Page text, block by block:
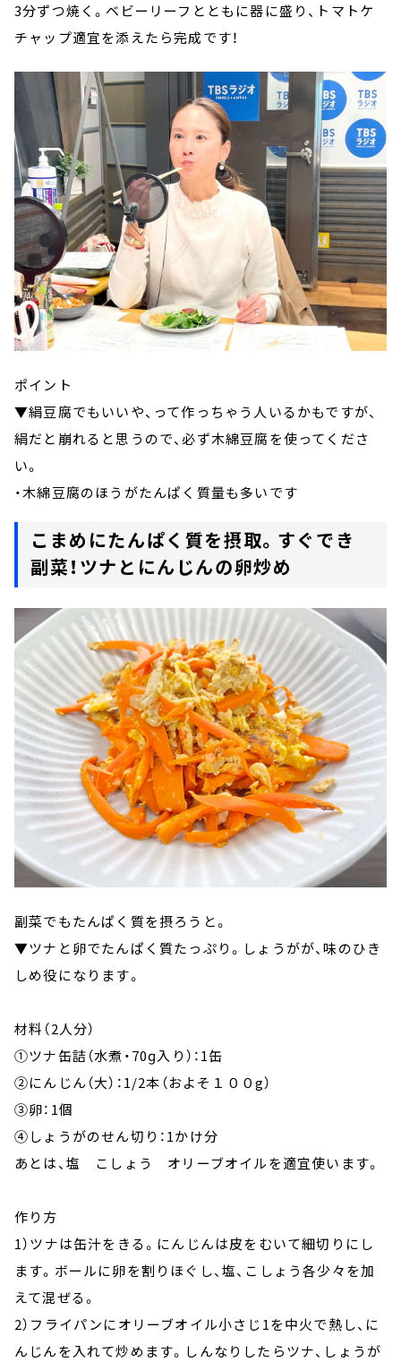
3分ずつ焼く。ベビーリーフとともに器に盛り、トマトケ
チャップ適宜を添えたら完成です！
ポイント
▼絹豆腐でもいいや、って作っちゃう人いるかもですが、
絹だと崩れると思うので、必ず木綿豆腐を使ってくださ
い。
・木綿豆腐のほうがたんぱく質量も多いです
こまめにたんぱく質を摂取。すぐでき
副菜！ツナとにんじんの卵炒め
副菜でもたんぱく質を摂ろうと。
▼ツナと卵でたんぱく質たっぷり。しょうがが、味のひき
しめ役になります。
材料（2人分）
①ツナ缶詰（水煮・70ɡ入り）：1缶
②にんじん（大）：1/2本（およそ１００g）
③卵：1個
④しょうがのせん切り：1かけ分
あとは、塩 こしょう オリーブオイルを適宜使います。
作り方
1）ツナは缶汁をきる。にんじんは皮をむいて細切りにし
ます。ボールに卵を割りほぐし、塩、こしょう各少々を加
えて混ぜる。
2）フライパンにオリーブオイル小さじ1を中火で熱し、に
んじんを入れて炒めます。しんなりしたらツナ、しょうが